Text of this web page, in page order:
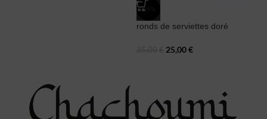
-29%
ronds de serviettes doré
25,00€